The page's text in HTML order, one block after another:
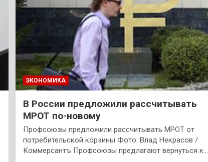
ЭКОНОМИКА
В России предложили рассчитывать
МРОТ по-новому
Профсоюзы предложили рассчитывать МРОТ от
потребительской корзины Фото: Влад Некрасов /
Коммерсантъ Профсоюзы предлагают вернуться к…